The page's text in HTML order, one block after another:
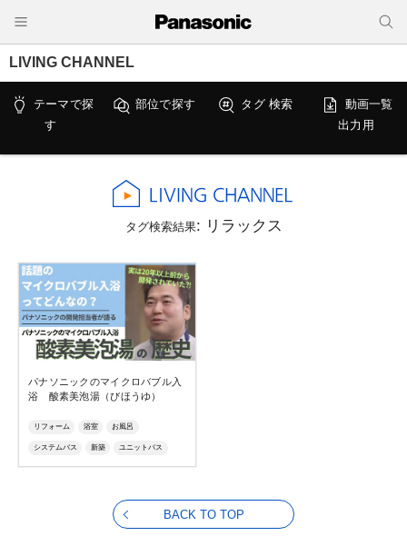
LIVING CHANNEL
テーマで探
す
部位で探す タグ 検索
動画一覧
出力用
タグ検索結果: リラックス
パナソニックのマイクロバブル入
浴 酸素美泡湯（びほうゆ）
リフォーム 浴室 お風呂
システムバス 新築 ユニットバス
風呂 バスルーム オフローラ
MR リラックス
マイクロバブルバス
BACK TO TOP